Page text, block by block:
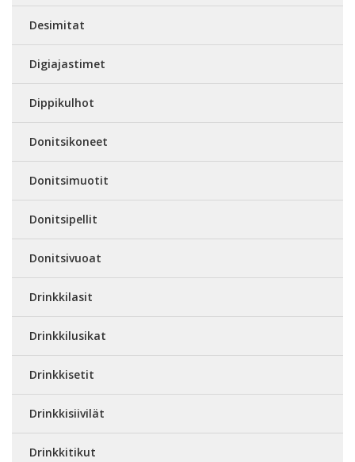
Desimitat
Digiajastimet
Dippikulhot
Donitsikoneet
Donitsimuotit
Donitsipellit
Donitsivuoat
Drinkkilasit
Drinkkilusikat
Drinkkisetit
Drinkkisiivilät
Drinkkitikut